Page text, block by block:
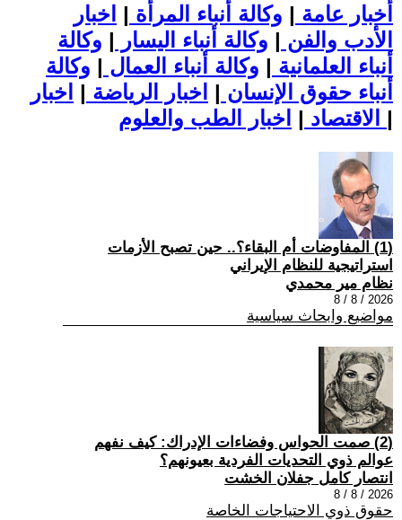
أخبار عامة | وكالة أنباء المرأة | اخبار
الأدب والفن | وكالة أنباء اليسار | وكالة
أنباء العلمانية | وكالة أنباء العمال | وكالة
أنباء حقوق الإنسان | اخبار الرياضة | اخبار
الاقتصاد | |
(1) المفاوضات أم البقاء؟.. حين تصبح الأزمات
استراتيجية للنظام الإيراني
نظام مير محمدي
2026 / 8 / 8
مواضيع وابحاث سياسية
(2) صمت الحواس وفضاءات الإدراك: كيف نفهم
عوالم ذوي التحديات الفردية بعيونهم؟
انتصار كامل جفلان الخشت
2026 / 8 / 8
حقوق ذوي الاحتياجات الخاصة